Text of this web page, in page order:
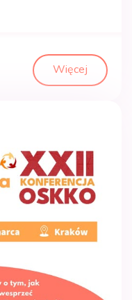
Więcej